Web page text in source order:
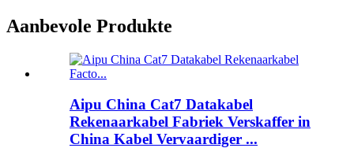
Aanbevole Produkte
Aipu China Cat7 Datakabel
Rekenaarkabel Fabriek Verskaffer in
China Kabel Vervaardiger ...